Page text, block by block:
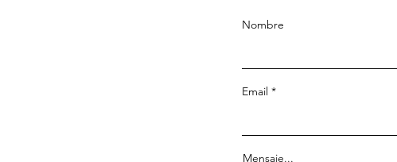
Nombre
Email
Mensaje...